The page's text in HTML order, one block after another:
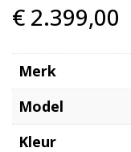
€ 2.399,00
Merk
Model
Kleur